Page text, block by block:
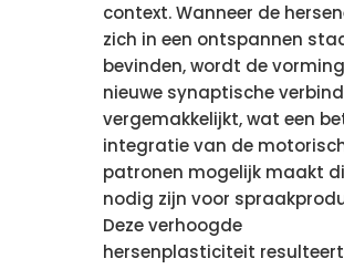
context. Wanneer de
zich in een ontspannen
bevinden, wordt de
nieuwe synaptische
vergemakkelijkt, wat een
integratie van de
patronen mogelijk maakt
nodig zijn voor
Deze verhoogde
hersenplasticiteit